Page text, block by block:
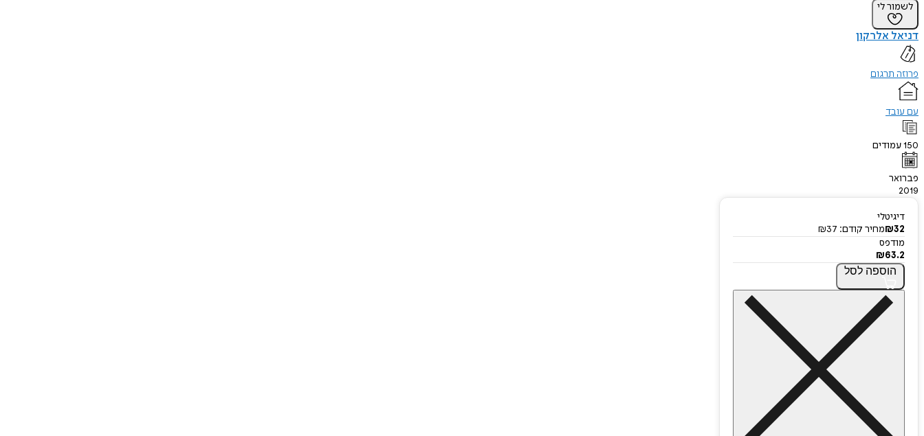
לשמור לי
דניאל אלרקון
פרוזה תרגום
עם עובד
150עמודים
פברואר
2019
דיגיטלי
₪32 מחיר קודם: ₪37
מודפס
₪63.2
הוספה לסל